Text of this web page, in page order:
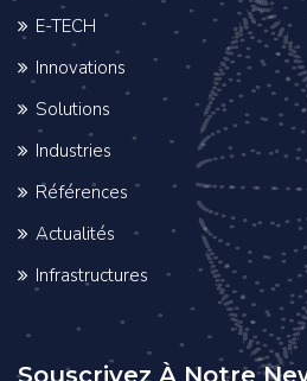
E-TECH
Innovations
Solutions
Industries
Références
Actualités
Infrastructures
Souscrivez À Notre